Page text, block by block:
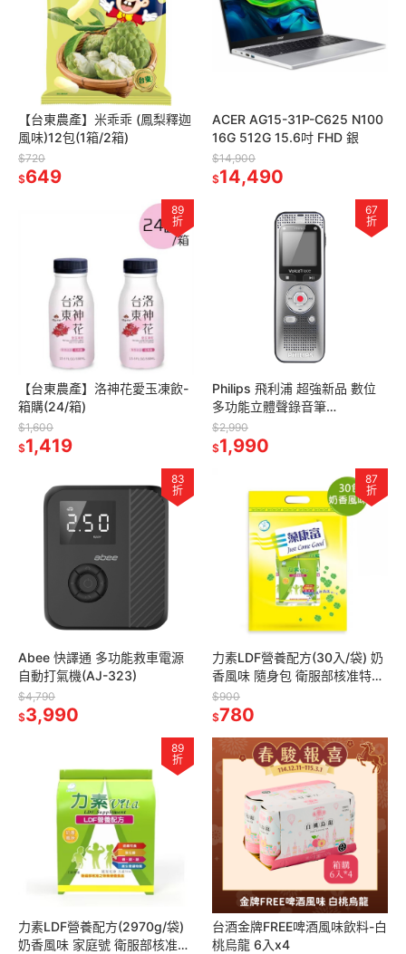
【台東農產】米乖乖 (鳳梨釋迦
風味)12包(1箱/2箱)
$720
$649
ACER AG15-31P-C625 N100
16G 512G 15.6吋 FHD 銀
$14,900
$14,490
89
折
【台東農產】洛神花愛玉凍飲-
箱購(24/箱)
$1,600
$1,419
67
折
Philips 飛利浦 超強新品 數位
多功能立體聲錄音筆
(DVT2050)
$2,990
$1,990
83
折
Abee 快譯通 多功能救車電源
自動打氣機(AJ-323)
$4,790
$3,990
87
折
力素LDF營養配方(30入/袋) 奶
香風味 隨身包 衛服部核准特殊
營養品 奶素可
$900
$780
89
折
力素LDF營養配方(2970g/袋)
奶香風味 家庭號 衛服部核准特
台酒金牌FREE啤酒風味飲料-白
桃烏龍 6入x4